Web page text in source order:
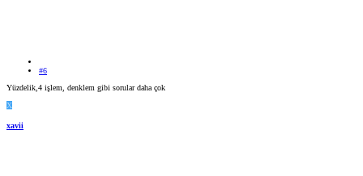
#6
Yüzdelik,4 işlem, denklem gibi sorular daha çok
X
xavii